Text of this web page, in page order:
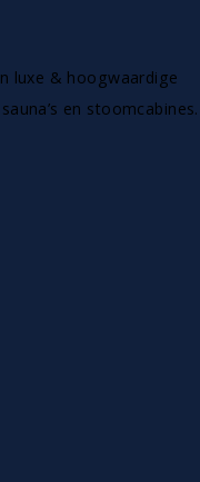
luxe & hoogwaardige
en stoomcabines.